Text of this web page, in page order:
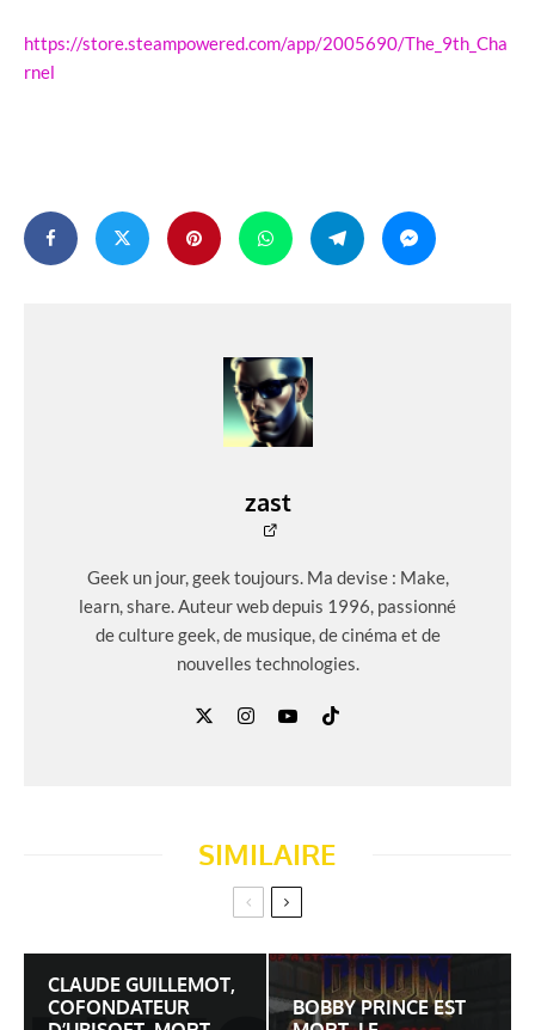
https://store.steampowered.com/app/2005690/The_9th_Cha
rnel
zast
Geek un jour, geek toujours. Ma devise : Make,
learn, share. Auteur web depuis 1996, passionné
de culture geek, de musique, de cinéma et de
nouvelles technologies.
SIMILAIRE
CLAUDE GUILLEMOT,
COFONDATEUR
BOBBY PRINCE EST